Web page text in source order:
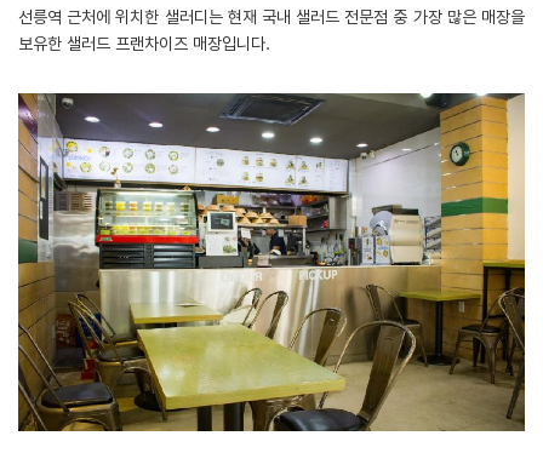
선릉역 근처에 위치한 샐러디는 현재 국내 샐러드 전문점 중 가장 많은 매장을
보유한 샐러드 프랜차이즈 매장입니다.